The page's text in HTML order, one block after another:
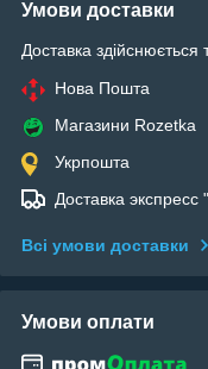
Умови доставки
Доставка здійснюється
Нова Пошта
Магазини Rozetka
Укрпошта
Доставка экспресс
Всі умови доставки
Умови оплати